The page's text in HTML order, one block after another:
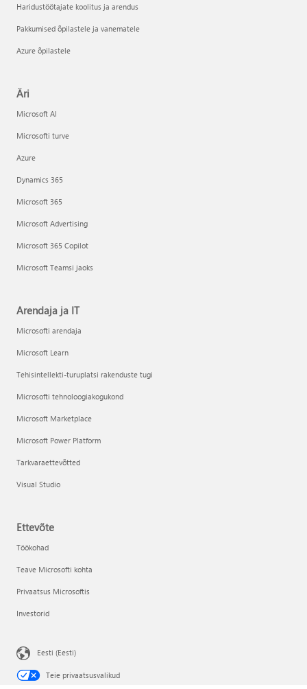
Haridustöötajate koolitus ja arendus
Pakkumised õpilastele ja vanematele
Azure õpilastele
Äri
Microsoft AI
Microsofti turve
Azure
Dynamics 365
Microsoft 365
Microsoft Advertising
Microsoft 365 Copilot
Microsoft Teamsi jaoks
Arendaja ja IT
Microsofti arendaja
Microsoft Learn
Tehisintellekti-turuplatsi rakenduste tugi
Microsofti tehnoloogiakogukond
Microsoft Marketplace
Microsoft Power Platform
Tarkvaraettevõtted
Visual Studio
Ettevõte
Töökohad
Teave Microsofti kohta
Privaatsus Microsoftis
Investorid
Eesti (Eesti)
Teie privaatsusvalikud